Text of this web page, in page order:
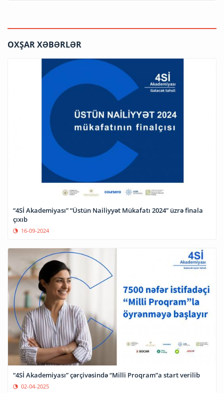
OXŞAR XƏBƏRLƏR
“4Sİ Akademiyası” “Üstün Nailiyyət Mükafatı 2024” üzrə finala
çıxıb
16-09-2024
“4Sİ Akademiyası” çərçivəsində “Milli Proqram”a start verilib
02-04-2025